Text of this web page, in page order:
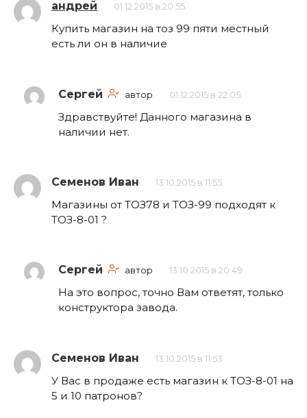
андрей 01.12.2015 в 20:55
Купить магазин на тоз 99 пяти местный
есть ли он в наличие
Сергей автор 01.12.2015 в 22:05
Здравствуйте! Данного магазина в
наличии нет.
Семенов Иван 13.10.2015 в 11:55
Магазины от ТОЗ78 и ТОЗ-99 подходят к
ТОЗ-8-01 ?
Сергей автор 13.10.2015 в 20:49
На это вопрос, точно Вам ответят, только
конструктора завода.
Семенов Иван 13.10.2015 в 11:53
У Вас в продаже есть магазин к ТОЗ-8-01 на
5 и 10 патронов?